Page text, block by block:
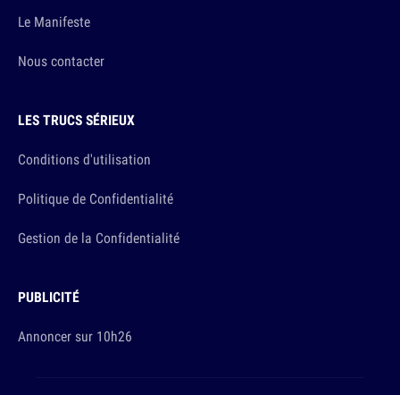
Le Manifeste
Nous contacter
LES TRUCS SÉRIEUX
Conditions d'utilisation
Politique de Confidentialité
Gestion de la Confidentialité
PUBLICITÉ
Annoncer sur 10h26